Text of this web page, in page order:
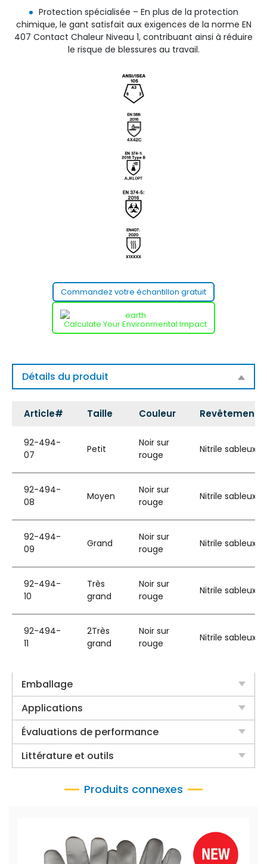
Protection spécialisée – En plus de la protection
chimique, le gant satisfait aux exigences de la norme EN
407 Contact Chaleur Niveau 1, contribuant ainsi à réduire
le risque de blessures au travail.
Commandez votre échantillon gratuit
Calculate Your Environmental Impact
Détails du produit
Article# Taille Couleur Revêtement
92-494-
07
Petit
Noir sur
rouge
Nitrile sableux
92-494-
08
Moyen
Noir sur
rouge
Nitrile sableux
92-494-
09
Grand
Noir sur
rouge
Nitrile sableux
92-494-
10
Très
grand
Noir sur
rouge
Nitrile sableux
92-494-
11
2Très
grand
Noir sur
rouge
Nitrile sableux
Emballage
Applications
Évaluations de performance
Littérature et outils
Produits connexes